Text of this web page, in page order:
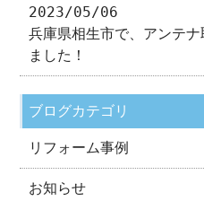
2023/05/06
兵庫県相生市で、アンテ
ました！
ブログカテゴリ
リフォーム事例
お知らせ